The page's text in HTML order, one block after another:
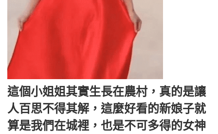
這個小姐姐其實生長在農村，真的是讓
人百思不得其解，這麼好看的新娘子就
算是我們在城裡，也是不可多得的女神